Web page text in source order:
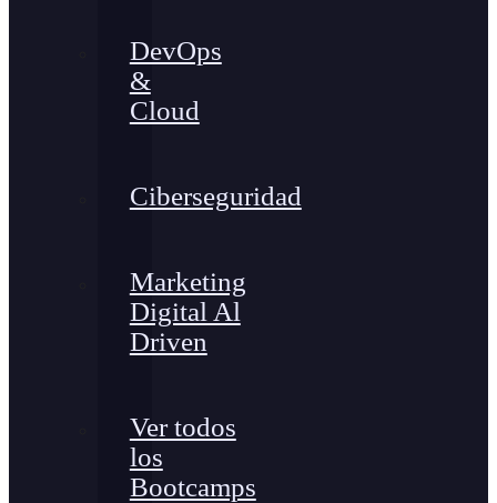
DevOps
&
Cloud
Ciberseguridad
Marketing
Digital Al
Driven
Ver todos
los
Bootcamps